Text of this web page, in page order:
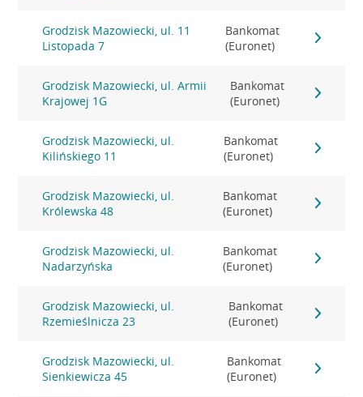
Grodzisk Mazowiecki, ul. 11
Listopada 7
Bankomat
(Euronet)
Grodzisk Mazowiecki, ul. Armii
Krajowej 1G
Bankomat
(Euronet)
Grodzisk Mazowiecki, ul.
Kilińskiego 11
Bankomat
(Euronet)
Grodzisk Mazowiecki, ul.
Królewska 48
Bankomat
(Euronet)
Grodzisk Mazowiecki, ul.
Nadarzyńska
Bankomat
(Euronet)
Grodzisk Mazowiecki, ul.
Rzemieślnicza 23
Bankomat
(Euronet)
Grodzisk Mazowiecki, ul.
Sienkiewicza 45
Bankomat
(Euronet)